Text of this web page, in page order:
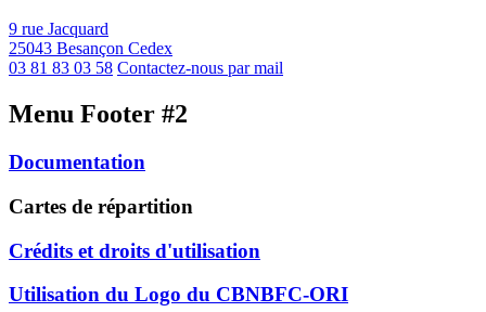
9 rue Jacquard
25043 Besançon Cedex
03 81 83 03 58 Contactez-nous par mail
Menu Footer #2
Documentation
Cartes de répartition
Crédits et droits d'utilisation
Utilisation du Logo du CBNBFC-ORI